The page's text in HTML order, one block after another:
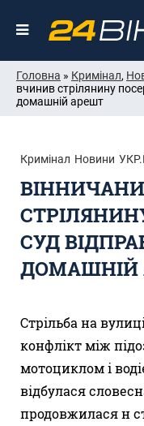
Головна » Кримінал,
вчинив стрілянину
домашній арешт
Кримінал Новини
СУД
ДОМАШНІЙ
Стрільба на
конфлікт між
мотоциклом і
відбулася
продовжилася н